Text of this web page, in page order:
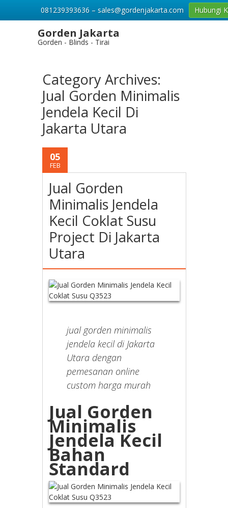
Gorden Jakarta
Gorden - Blinds - Tirai
Category Archives:
Jual Gorden Minimalis
Jendela Kecil Di
Jakarta Utara
05
FEB
Jual Gorden
Minimalis Jendela
Kecil Coklat Susu
Project Di Jakarta
Utara
jual gorden minimalis
jendela kecil di Jakarta
Utara dengan
pemesanan online
custom harga murah
Jual Gorden
Minimalis
Jendela Kecil
Bahan
Standard
081239393636 – sales@gordenjakarta.com Hubungi